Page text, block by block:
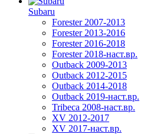
Subaru
Forester 2007-2013
Forester 2013-2016
Forester 2016-2018
Forester 2018-наст.вр.
Outback 2009-2013
Outback 2012-2015
Outback 2014-2018
Outback 2019-наст.вр.
Tribeca 2008-наст.вр.
XV 2012-2017
XV 2017-наст.вр.